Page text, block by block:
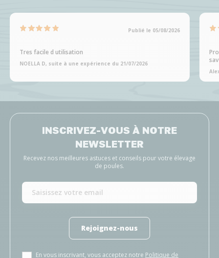
Publié le 05/08/2026
Tres facile d utilisation
NOELLA D, suite à une expérience du 21/07/2026
INSCRIVEZ-VOUS À NOTRE
NEWSLETTER
Recevez nos meilleures astuces et conseils pour votre élevage
de poules.
Rejoignez-nous
En vous inscrivant, vous acceptez notre Politique de